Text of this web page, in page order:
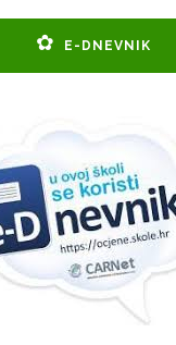
E-DNEVNIK